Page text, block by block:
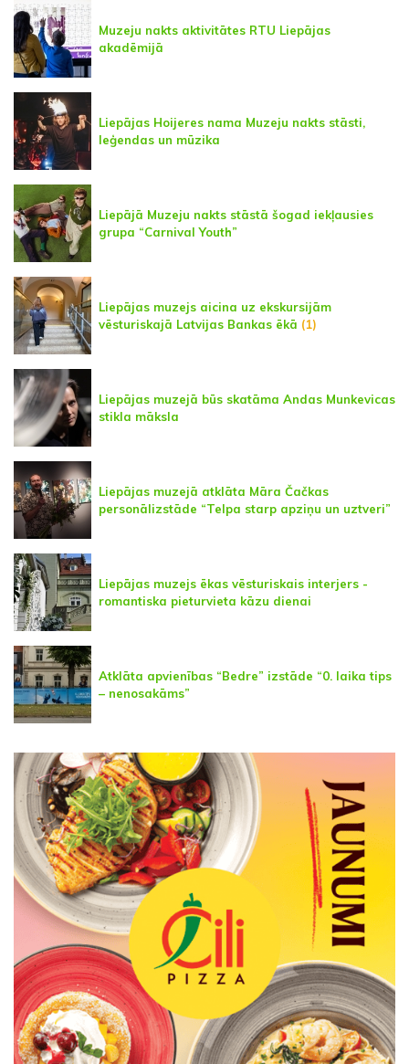
Muzeju nakts aktivitātes RTU Liepājas
akadēmijā
Liepājas Hoijeres nama Muzeju nakts stāsti,
leģendas un mūzika
Liepājā Muzeju nakts stāstā šogad iekļausies
grupa “Carnival Youth”
Liepājas muzejs aicina uz ekskursijām
vēsturiskajā Latvijas Bankas ēkā (1)
Liepājas muzejā būs skatāma Andas Munkevicas
stikla māksla
Liepājas muzejā atklāta Māra Čačkas
personālizstāde “Telpa starp apziņu un uztveri”
Liepājas muzejs ēkas vēsturiskais interjers -
romantiska pieturvieta kāzu dienai
Atklāta apvienības “Bedre” izstāde “0. laika tips
– nenosakāms”